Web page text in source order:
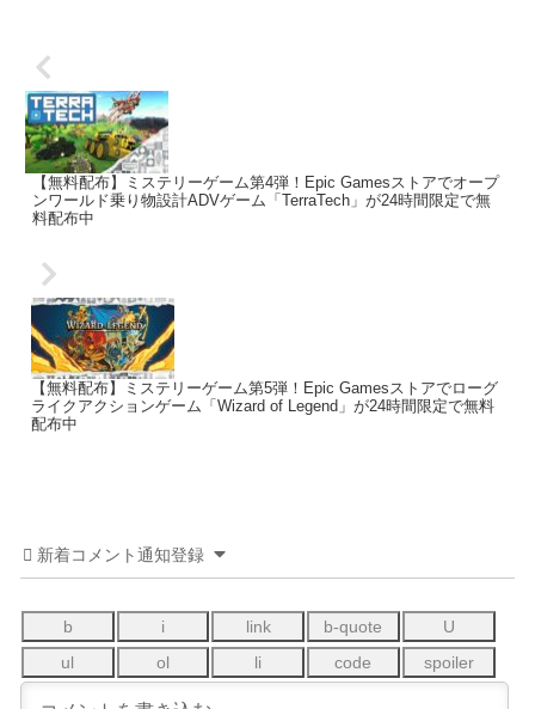
【無料配布】ミステリーゲーム第4弾！Epic Gamesストアでオープ
ンワールド乗り物設計ADVゲーム「TerraTech」が24時間限定で無
料配布中
【無料配布】ミステリーゲーム第5弾！Epic Gamesストアでローグ
ライクアクションゲーム「Wizard of Legend」が24時間限定で無料
配布中
新着コメント通知登録